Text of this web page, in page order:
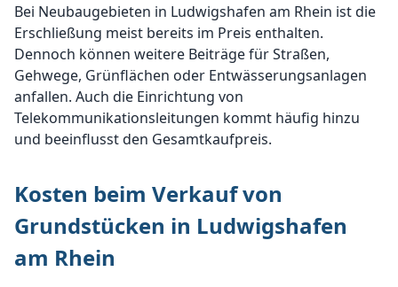
Bei Neubaugebieten in Ludwigshafen am Rhein ist die
Erschließung meist bereits im Preis enthalten.
Dennoch können weitere Beiträge für Straßen,
Gehwege, Grünflächen oder Entwässerungsanlagen
anfallen. Auch die Einrichtung von
Telekommunikationsleitungen kommt häufig hinzu
und beeinflusst den Gesamtkaufpreis.
Kosten beim Verkauf von
Grundstücken in Ludwigshafen
am Rhein